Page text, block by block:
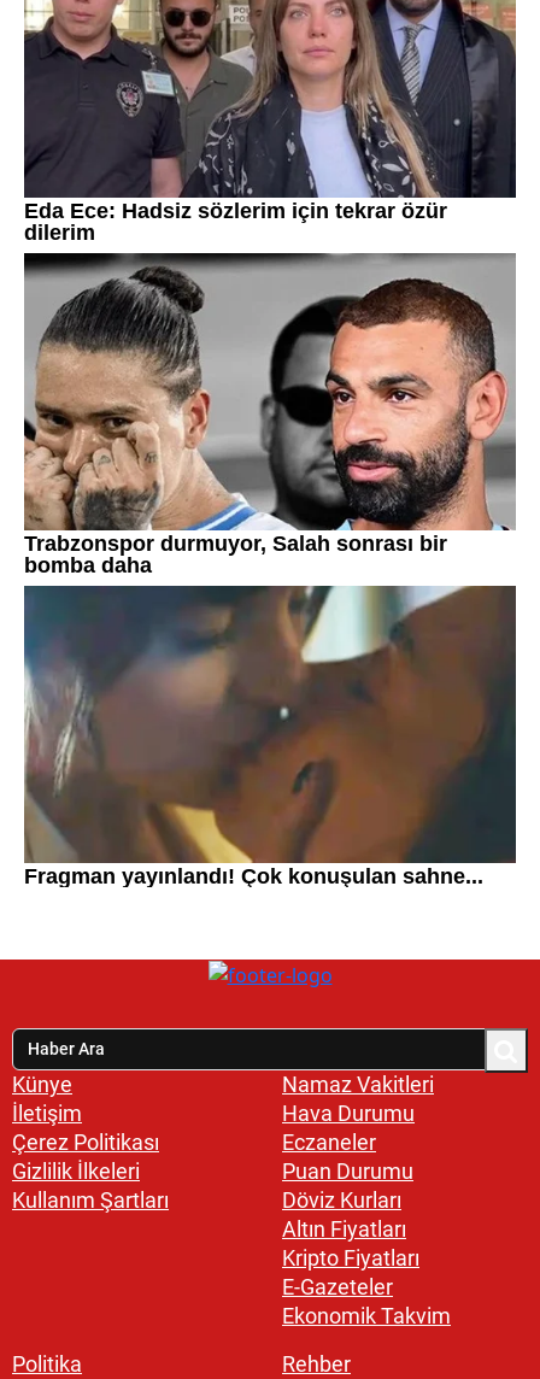
Künye
İletişim
Çerez Politikası
Gizlilik İlkeleri
Kullanım Şartları
Namaz Vakitleri
Hava Durumu
Eczaneler
Puan Durumu
Döviz Kurları
Altın Fiyatları
Kripto Fiyatları
E-Gazeteler
Ekonomik Takvim
Politika
Rehber